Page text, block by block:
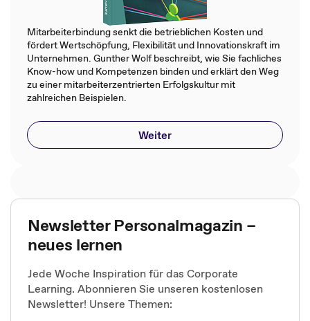
Mitarbeiterbindung senkt die betrieblichen Kosten und
fördert Wertschöpfung, Flexibilität und Innovationskraft im
Unternehmen. Gunther Wolf beschreibt, wie Sie fachliches
Know-how und Kompetenzen binden und erklärt den Weg
zu einer mitarbeiterzentrierten Erfolgskultur mit
zahlreichen Beispielen.
Weiter
Newsletter Personalmagazin –
neues lernen
Jede Woche Inspiration für das Corporate
Learning. Abonnieren Sie unseren kostenlosen
Newsletter! Unsere Themen: